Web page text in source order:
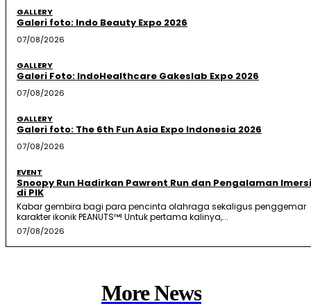
GALLERY
Galeri foto: Indo Beauty Expo 2026
07/08/2026
GALLERY
Galeri Foto: IndoHealthcare Gakeslab Expo 2026
07/08/2026
GALLERY
Galeri foto: The 6th Fun Asia Expo Indonesia 2026
07/08/2026
EVENT
Snoopy Run Hadirkan Pawrent Run dan Pengalaman
di PIK
Kabar gembira bagi para pencinta olahraga sekaligus penggemar
karakter ikonik PEANUTS™! Untuk pertama kalinya,...
07/08/2026
More News